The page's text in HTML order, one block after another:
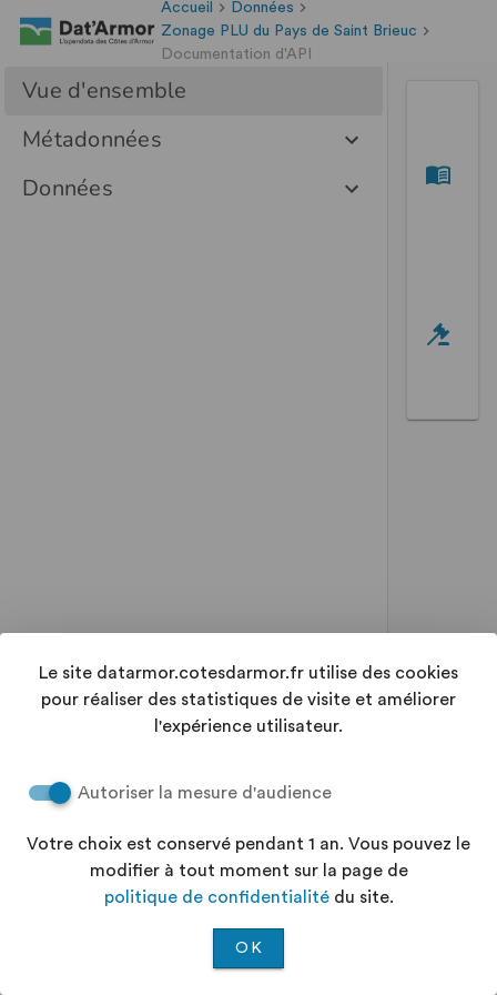
Accueil
Données
Zonage PLU du Pays de Saint Brieuc
Documentation d'API
Le site datarmor.cotesdarmor.fr utilise des cookies
pour réaliser des statistiques de visite et améliorer
l'expérience utilisateur.
Autoriser la mesure d'audience
Votre choix est conservé pendant 1 an. Vous pouvez le
modifier à tout moment sur la page de
politique de confidentialitédu site.
OK